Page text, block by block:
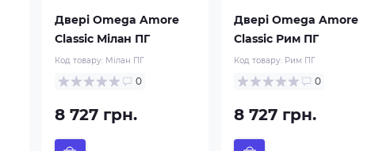
Двері Omega Amore
Classic Мілан ПГ
Код товару: Мілан ПГ
0
8 727 грн.
Двері Omega Amore
Classic Рим ПГ
Код товару: Рим ПГ
0
8 727 грн.